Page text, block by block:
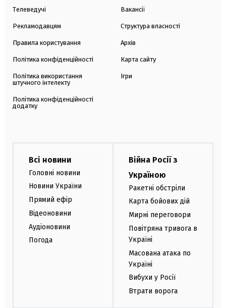
Телеведучі
Рекламодавцям
Правила користування
Політика конфіденційності
Політика використання
штучного інтелекту
Політика конфіденційності
додатку
Вакансії
Структура власності
Архів
Карта сайту
Ігри
Всі новини
Головні новини
Новини України
Прямий ефір
Відеоновини
Аудіоновини
Погода
Війна Росії з
Україною
Ракетні обстріли
Карта бойових дій
Мирні переговори
Повітряна тривога в
Україні
Масована атака по
Україні
Вибухи у Росії
Втрати ворога